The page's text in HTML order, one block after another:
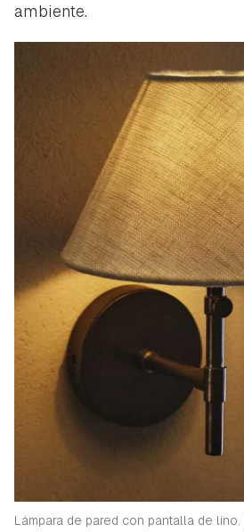
ambiente.
Lámpara de pared con pantalla de lino.